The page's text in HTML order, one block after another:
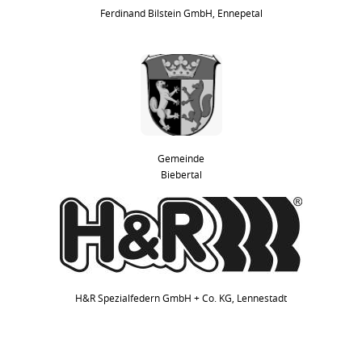
Ferdinand Bilstein GmbH, Ennepetal
Gemeinde
Biebertal
H&R Spezialfedern GmbH + Co. KG, Lennestadt